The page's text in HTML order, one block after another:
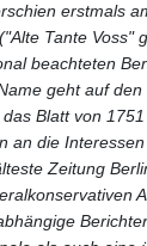
erstmals
Tante Voss"
beachteten
geht auf den
Blatt von
an die
Zeitung